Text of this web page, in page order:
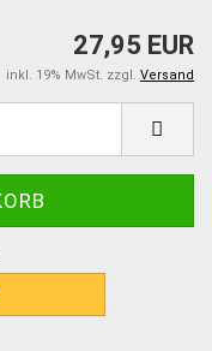
27,95 EUR
inkl. 19% MwSt. zzgl. Versand